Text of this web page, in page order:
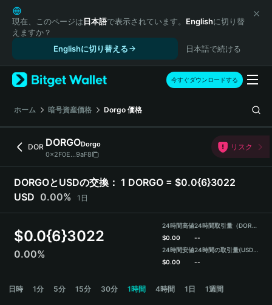
English
日本語
Tiếng Việt
Español (Latinoamérica)
Türkçe
Français
Deutsch
繁體中文
Português (Portugal)
Bahasa Indonesia
ภาษาไทย
हिन्दी
Español
Português (Brasil)
現在、このページは日本語で表示されています。 Englishに切り替
えますか？
Englishに切り替える
日本語で続ける
今すぐダウンロードする
ホーム 暗号資産価格 Dorgo 価格
DOR DORGODorgo
0x2F0E...9aF8
リスク
DORGOとUSDの交換： 1 DORGO = $0.0{6}3022
USD 0.00% 1日
$0.0{6}3022
0.00%
24時間高値
$0.00
24時間安値
$0.00
24時間取引量（DORGO）
--
24時間の取引量(USDT)
--
日時 1分 5分 15分 30分 1時間 4時間 1日 1週間